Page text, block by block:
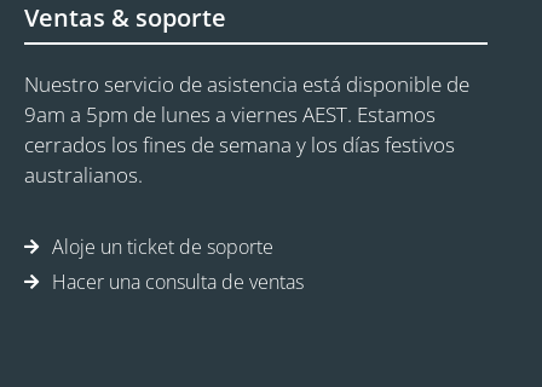
Ventas & soporte
Nuestro servicio de asistencia está disponible de
9am a 5pm de lunes a viernes AEST. Estamos
cerrados los fines de semana y los días festivos
australianos.
Aloje un ticket de soporte
Hacer una consulta de ventas